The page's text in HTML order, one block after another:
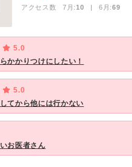
アクセス数 7月:10 | 6月:69
5.0
かかりつけにしたい！
5.0
てから他には行かない
お医者さん